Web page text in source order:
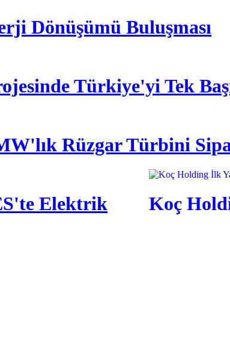
Dönüşümü Buluşması
Türkiye'yi Tek
Rüzgar Türbini
Koç
Elektrik